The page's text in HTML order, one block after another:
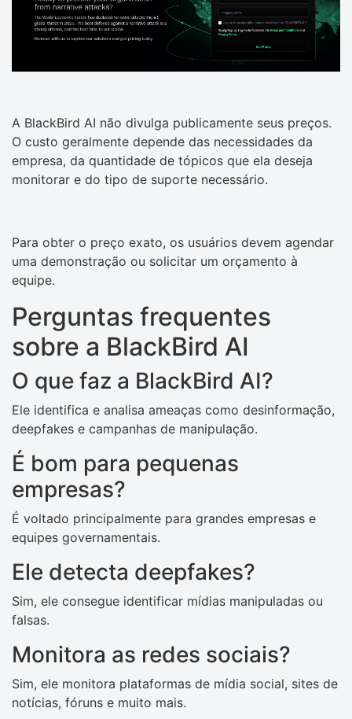
A BlackBird AI não divulga publicamente seus preços.
O custo geralmente depende das necessidades da
empresa, da quantidade de tópicos que ela deseja
monitorar e do tipo de suporte necessário.
Para obter o preço exato, os usuários devem agendar
uma demonstração ou solicitar um orçamento à
equipe.
Perguntas frequentes
sobre a BlackBird AI
O que faz a BlackBird AI?
Ele identifica e analisa ameaças como desinformação,
deepfakes e campanhas de manipulação.
É bom para pequenas
empresas?
É voltado principalmente para grandes empresas e
equipes governamentais.
Ele detecta deepfakes?
Sim, ele consegue identificar mídias manipuladas ou
falsas.
Monitora as redes sociais?
Sim, ele monitora plataformas de mídia social, sites de
notícias, fóruns e muito mais.